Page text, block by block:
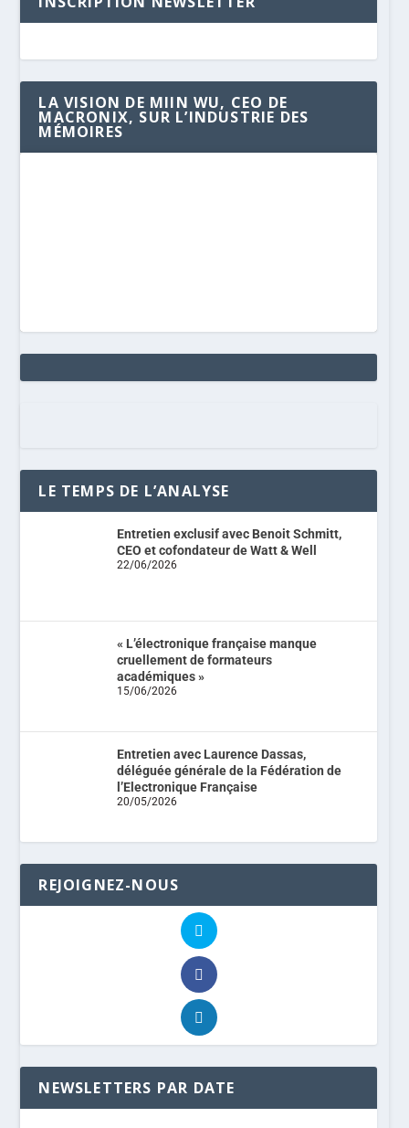
LA VISION DE MIIN WU, CEO DE
MACRONIX, SUR L’INDUSTRIE DES
MÉMOIRES
LE TEMPS DE L’ANALYSE
Entretien exclusif avec Benoit Schmitt,
CEO et cofondateur de Watt & Well
22/06/2026
« L’électronique française manque
cruellement de formateurs
académiques »
15/06/2026
Entretien avec Laurence Dassas,
déléguée générale de la Fédération de
l’Electronique Française
20/05/2026
REJOIGNEZ-NOUS
NEWSLETTERS PAR DATE